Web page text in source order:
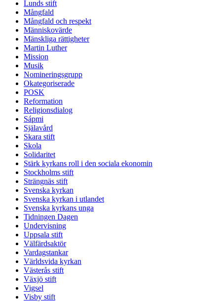
Lunds stift
Mångfald
Mångfald och respekt
Människovärde
Mänskliga rättigheter
Martin Luther
Mission
Musik
Nomineringsgrupp
Okategoriserade
POSK
Reformation
Religionsdialog
Sápmi
Själavård
Skara stift
Skola
Solidaritet
Stärk kyrkans roll i den sociala ekonomin
Stockholms stift
Strängnäs stift
Svenska kyrkan
Svenska kyrkan i utlandet
Svenska kyrkans unga
Tidningen Dagen
Undervisning
Uppsala stift
Välfärdsaktör
Vardagstankar
Världsvida kyrkan
Västerås stift
Växjö stift
Vigsel
Visby stift